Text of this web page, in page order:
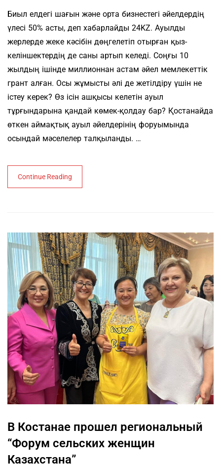
Биыл елдегі шағын және орта бизнестегі әйелдердің
үлесі 50% асты, деп хабарлайды 24KZ. Ауылды
жерлерде жеке кәсібін дөңгелетіп отырған қыз-
келіншектердің де саны артып келеді. Соңғы 10
жылдың ішінде миллионнан астам әйел мемлекеттік
грант алған. Осы жұмысты әлі де жетілдіру үшін не
істеу керек? Өз ісін ашқысы келетін ауыл
тұрғындарына қандай көмек-қолдау бар? Қостанайда
өткен аймақтық ауыл әйелдерінің форуымында
осындай мәселелер талқыланды. …
Continue Reading
В Костанае прошел региональный
“Форум сельских женщин
Казахстана”